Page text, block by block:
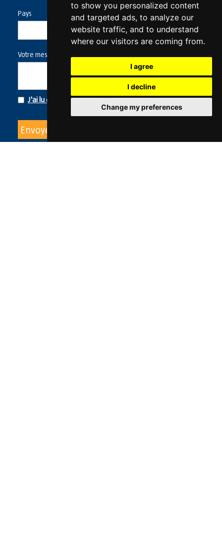
to show you personalized content
and targeted ads, to analyze our
website traffic, and to understand
where our visitors are coming from.
I agree
I decline
Change my preferences
Pays
Votre message*
J'ai lu et j'accepte la politique de confidentialité
Envoyer